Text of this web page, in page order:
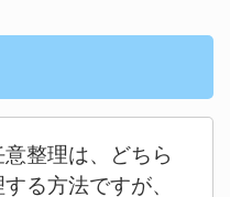
整理は、どちら
る方法ですが、